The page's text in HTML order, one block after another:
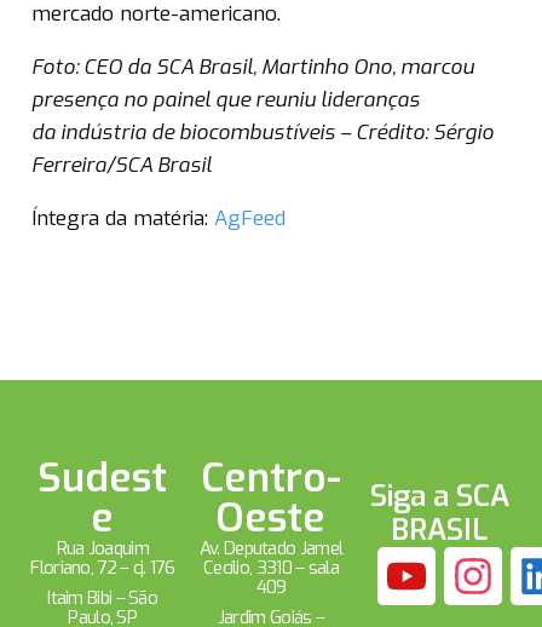
mercado norte-americano.
Foto: CEO da SCA Brasil, Martinho Ono, marcou
presença no painel que reuniu lideranças
da indústria de biocombustíveis – Crédito: Sérgio
Ferreira/SCA Brasil
Íntegra da matéria: AgFeed
Sudest
e
Rua Joaquim
Floriano, 72 – cj. 176
Itaim Bibi – São
Paulo, SP
Centro-
Oeste
Av. Deputado Jamel
Cecílio, 3310 – sala
409
Jardim Goiás –
Siga a SCA
BRASIL